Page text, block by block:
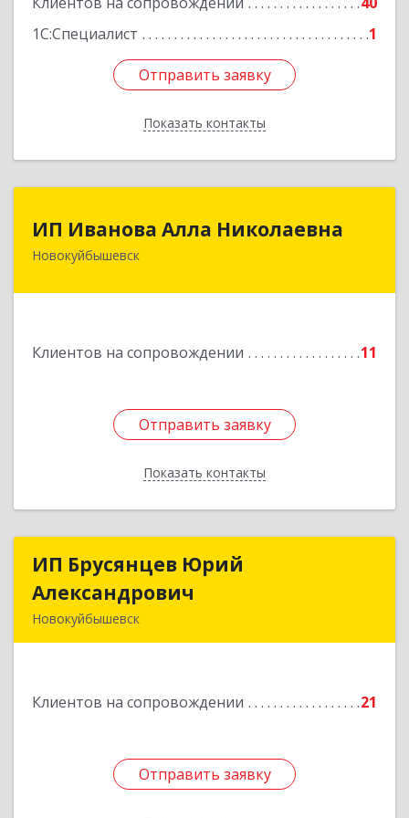
1С:Специалист
1
Отправить заявку
Показать контакты
Отправить заявку
Назад
ИП Иванова Алла Николаевна
Новокуйбышевск
Клиентов на сопровождении 11
Отправить заявку
Показать контакты
Отправить заявку
Назад
ИП Брусянцев Юрий
Александрович
Новокуйбышевск
Клиентов на сопровождении 21
Отправить заявку
ИП Брусянцев Юрий
Подробнее
Отправить заявку